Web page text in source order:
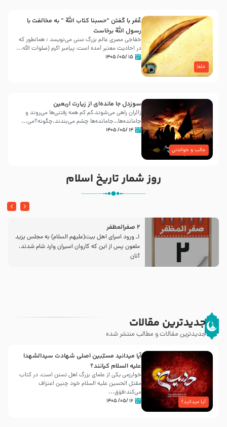
خلفا
عُمَر با گفتن “حسبنا كتاب اللّه ” به مخالفت با
رسول اللّه برخاست
خفاجی مصری عالم بزرگ سنی می‌نویسد : همانطور که
در احادیث معتبر آمده است، پیامبر اکرم (صلوات اللّه...
۱۵ /۰۵/ ۱۴۰۵
جالب و خواندنی
سوزدل جا مانده‌ای از زیارت اربعین
زائران راهی می‌شوند،کم‌ کم همه رفتنی‌ها می‌روند و
جامانده‌ها…جامانده‌ها چشم می‌بندند.چگونه؟می‌...
۱۴ /۰۵/ ۱۴۰۵
روز شمار تاریخ اسلام
2 صفرالمظفر
1ـ ورود اسراى اهل بیت‌(علیهم السلام) به مجلس یزید
ملعون پس از این كه كاروان اسیران وارد شام شدند،
آنان
جدیدترین مقالات
جدیدترین مقالات و مطالب منتشر شده
آیا میدانید؟
آیا میدانید مسبّبین اصلی شهادت سیدالشهدا
علیه ‌السلام کیانند؟
خوارزمی یکی از علمای بزرگ اهل تسنن است، در کتاب
مقتل الحسین علیه ‌السلام خود چنین اعتراف
می‌کند:فوَق...
۱۶ /۰۵/ ۱۴۰۵